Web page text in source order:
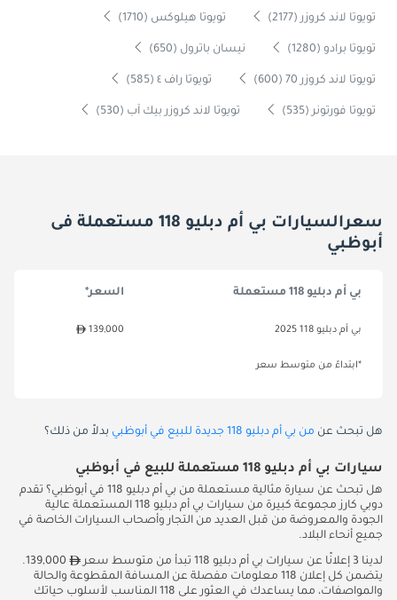
تويوتا لاند كروزر (2177) تويوتا هيلوكس (1710)
تويوتا برادو (1280) نيسان باترول (650)
تويوتا لاند كروزر 70 (600) تويوتا راف ٤ (585)
تويوتا فورتونر (535) تويوتا لاند كروزر بيك آب (530)
سعرالسيارات بي أم دبليو 118 مستعملة فى
أبوظبي
بي أم دبليو 118 مستعملة السعر*
بي أم دبليو 118 2025 139,000
*ابتداءً من متوسط سعر
هل تبحث عن من بي أم دبليو 118 جديدة للبيع في أبوظبي بدلاً من ذلك؟
سيارات بي أم دبليو 118 مستعملة للبيع في أبوظبي
هل تبحث عن سيارة مثالية مستعملة من بي أم دبليو 118 في أبوظبي؟ تقدم
دوبي كارز مجموعة كبيرة من سيارات بي أم دبليو 118 المستعملة عالية
الجودة والمعروضة من قبل العديد من التجار وأصحاب السيارات الخاصة في
جميع أنحاء البلاد.
لدينا 3 إعلانًا عن سيارات بي أم دبليو 118 تبدأ من متوسط سعر
139,000.
يتضمن كل إعلان 118 معلومات مفصلة عن المسافة المقطوعة والحالة
والمواصفات، مما يساعدك في العثور على 118 المناسب لأسلوب حياتك